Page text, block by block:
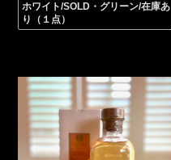
ホワイト/SOLD・グリーン/在庫あ
り（１点）